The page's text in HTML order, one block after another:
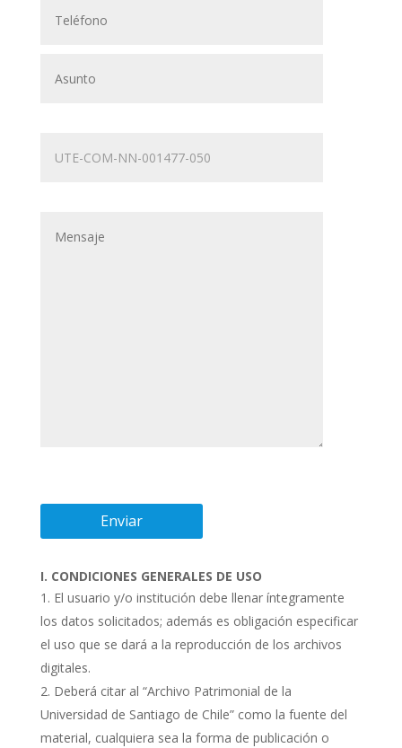
I. CONDICIONES GENERALES DE USO
El usuario y/o institución debe llenar íntegramente
los datos solicitados; además es obligación especificar
el uso que se dará a la reproducción de los archivos
digitales.
Deberá citar al “Archivo Patrimonial de la
Universidad de Santiago de Chile” como la fuente del
material, cualquiera sea la forma de publicación o